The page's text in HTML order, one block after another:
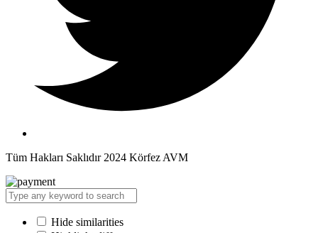
Tüm Hakları Saklıdır 2024 Körfez AVM
Hide similarities